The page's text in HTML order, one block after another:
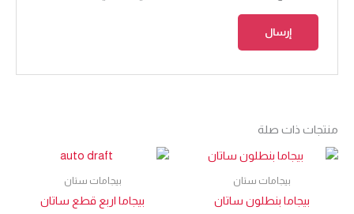
منتجات ذات صلة
بيجامات ستان
بيجاما بنطلون ساتان
بيجامات ستان
بيجاما اربع قطع ساتان